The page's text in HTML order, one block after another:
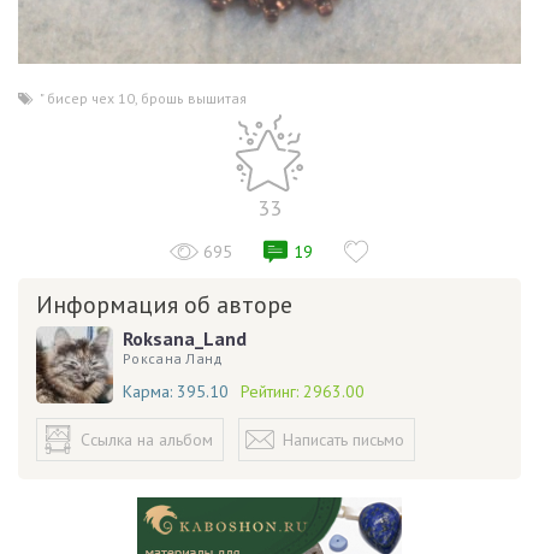
" бисер чех 10 брошь вышитая
33
695 19
Информация об авторе
Roksana_Land
Роксана Ланд
Карма: 395.10 Рейтинг: 2963.00
Ссылка на альбом Написать письмо